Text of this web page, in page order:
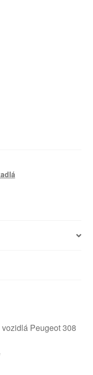
Peugeot 308